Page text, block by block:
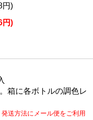
円)
円)
箱に各ボトルの調色レ
送方法にメール便をご利用